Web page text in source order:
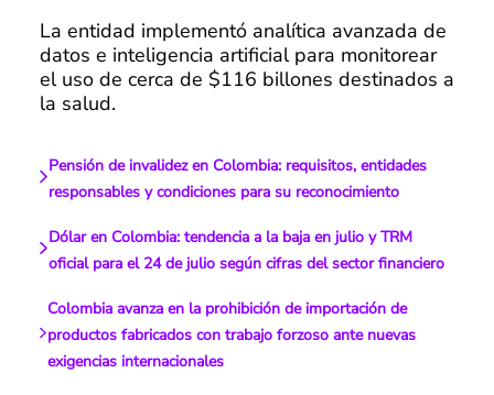
La entidad implementó analítica avanzada de
datos e inteligencia artificial para monitorear
el uso de cerca de $116 billones destinados a
la salud.
Pensión de invalidez en Colombia: requisitos, entidades
responsables y condiciones para su reconocimiento
Dólar en Colombia: tendencia a la baja en julio y TRM
oficial para el 24 de julio según cifras del sector financiero
Colombia avanza en la prohibición de importación de
productos fabricados con trabajo forzoso ante nuevas
exigencias internacionales